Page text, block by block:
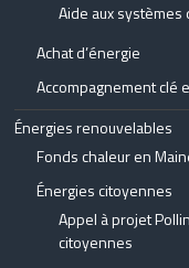
Aide aux
Achat d’énergie
Accompagnement clé
Énergies renouvelables
Fonds chaleur en
Énergies citoyennes
Appel à projet
citoyennes